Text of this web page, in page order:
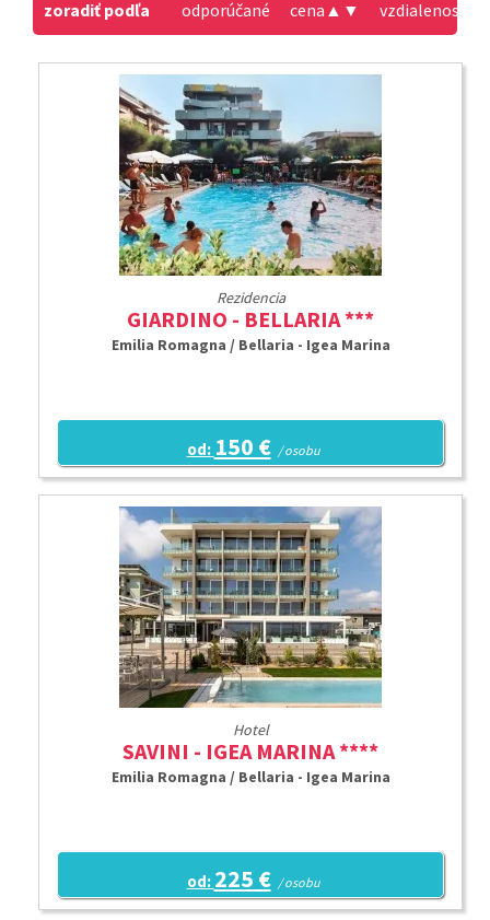
zoradiť podľa odporúčané cena ▲ ▼ vzdialenosť
Rezidencia
GIARDINO - BELLARIA ***
Emilia Romagna / Bellaria - Igea Marina
od: 150 € / osobu
Hotel
SAVINI - IGEA MARINA ****
Emilia Romagna / Bellaria - Igea Marina
od: 225 € / osobu